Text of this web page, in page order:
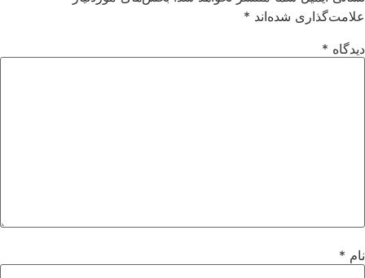
علامت‌گذاری شده‌اند *
دیدگاه *
نام *